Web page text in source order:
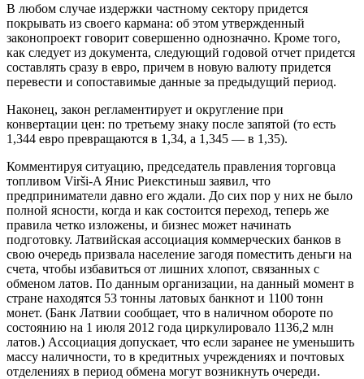
В любом случае издержки частному сектору придется
покрывать из своего кармана: об этом утвержденный
законопроект говорит совершенно однозначно. Кроме того,
как следует из документа, следующий годовой отчет придется
составлять сразу в евро, причем в новую валюту придется
перевести и сопоставимые данные за предыдущий период.
Наконец, закон регламентирует и округление при
конвертации цен: по третьему знаку после запятой (то есть
1,344 евро превращаются в 1,34, а 1,345 — в 1,35).
Комментируя ситуацию, председатель правления торговца
топливом Virši-A Янис Риекстиньш заявил, что
предприниматели давно его ждали. До сих пор у них не было
полной ясности, когда и как состоится переход, теперь же
правила четко изложены, и бизнес может начинать
подготовку. Латвийская ассоциация коммерческих банков в
свою очередь призвала население загодя поместить деньги на
счета, чтобы избавиться от лишних хлопот, связанных с
обменом латов. По данным организации, на данный момент в
стране находятся 53 тонны латовых банкнот и 1100 тонн
монет. (Банк Латвии сообщает, что в наличном обороте по
состоянию на 1 июля 2012 года циркулировало 1136,2 млн
латов.) Ассоциация допускает, что если заранее не уменьшить
массу наличности, то в кредитных учреждениях и почтовых
отделениях в период обмена могут возникнуть очереди.